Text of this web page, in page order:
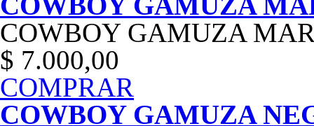
COWBOY GAMUZA
$ 7.000,00
COMPRAR
COWBOY GAMUZA